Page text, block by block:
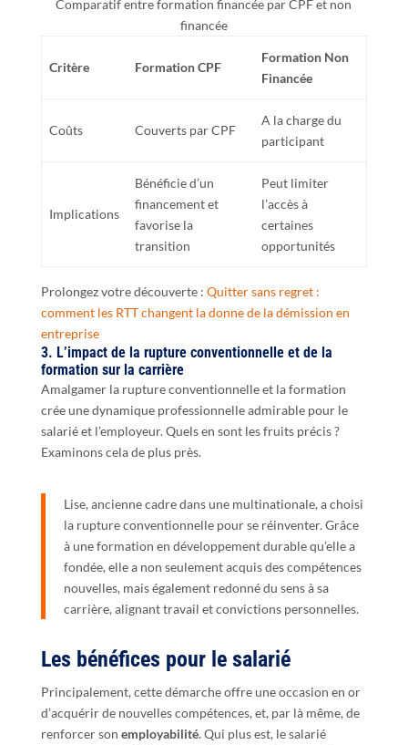
Comparatif entre formation financée par CPF et non
financée
Critère Formation CPF
Formation Non
Financée
Coûts Couverts par CPF
A la charge du
participant
Implications
Bénéficie d’un
financement et
favorise la
transition
Peut limiter
l’accès à
certaines
opportunités
Prolongez votre découverte : Quitter sans regret :
comment les RTT changent la donne de la démission en
entreprise
3. L’impact de la rupture conventionnelle et de la
formation sur la carrière
Amalgamer la rupture conventionnelle et la formation
crée une dynamique professionnelle admirable pour le
salarié et l’employeur. Quels en sont les fruits précis ?
Examinons cela de plus près.
Lise, ancienne cadre dans une multinationale, a choisi
la rupture conventionnelle pour se réinventer. Grâce
à une formation en développement durable qu’elle a
fondée, elle a non seulement acquis des compétences
nouvelles, mais également redonné du sens à sa
carrière, alignant travail et convictions personnelles.
Les bénéfices pour le salarié
Principalement, cette démarche offre une occasion en or
d’acquérir de nouvelles compétences, et, par là même, de
renforcer son employabilité. Qui plus est, le salarié